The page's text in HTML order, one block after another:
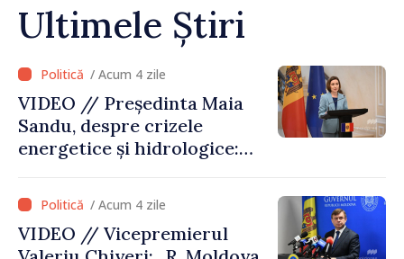
Ultimele Știri
/ Acum 4 zile
VIDEO // Președinta Maia
Sandu, despre crizele
energetice și hidrologice:
posibilul pentru a atenua
consecințele”
/ Acum 4 zile
VIDEO // Vicepremierul